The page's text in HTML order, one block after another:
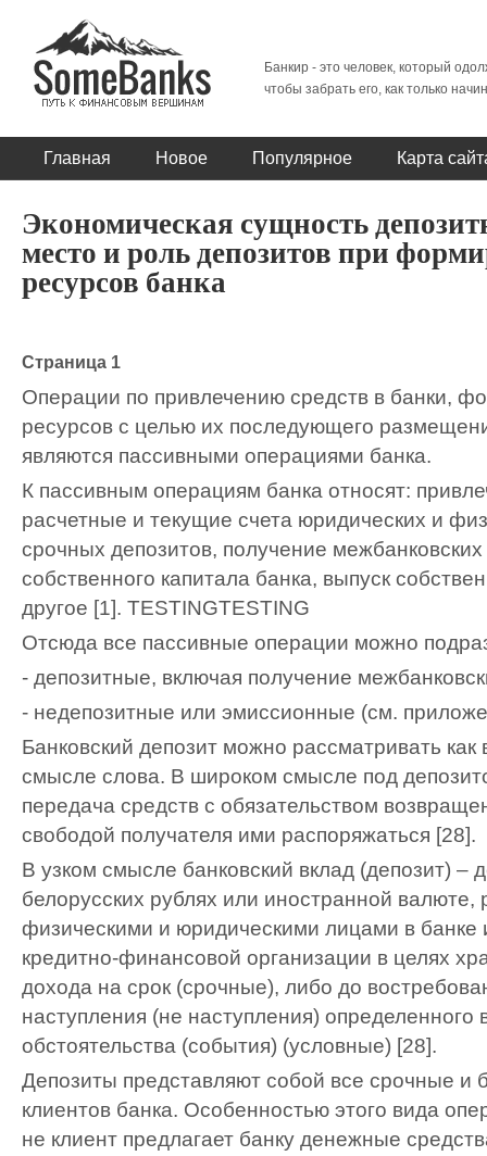
Банкир - это человек, который
чтобы забрать его, как только
Главная Новое Популярное Карта
Экономическая сущность
место и роль депозитов при
ресурсов банка
Страница 1
Операции по привлечению средств в банки,
ресурсов с целью их последующего
являются пассивными операциями банка.
К пассивным операциям банка относят:
расчетные и текущие счета юридических и
срочных депозитов, получение
собственного капитала банка, выпуск
другое [1]. TESTINGTESTING
Отсюда все пассивные операции можно
- депозитные, включая получение
- недепозитные или эмиссионные (см.
Банковский депозит можно рассматривать как
смысле слова. В широком смысле под
передача средств с обязательством
свободой получателя ими распоряжаться [28].
В узком смысле банковский вклад (депозит) –
белорусских рублях или иностранной
физическими и юридическими лицами в банке
кредитно-финансовой организации в целях
дохода на срок (срочные), либо до
наступления (не наступления) определенного
обстоятельства (события) (условные) [28].
Депозиты представляют собой все срочные и
клиентов банка. Особенностью этого вида
не клиент предлагает банку денежные